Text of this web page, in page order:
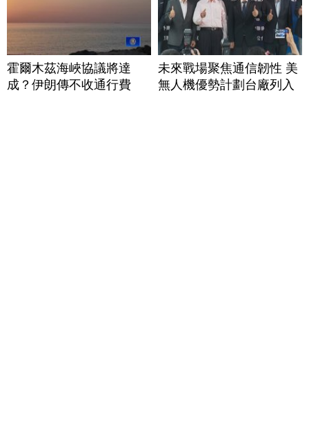
霍爾木茲海峽協議將達
成？伊朗傳不收通行費
未來戰場聚焦通信韌性 美
無人機優勢計劃台廠列入